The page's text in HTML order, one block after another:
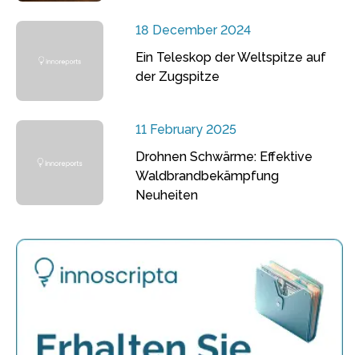
18 December 2024
Ein Teleskop der Weltspitze auf
der Zugspitze
11 February 2025
Drohnen Schwärme: Effektive
Waldbrandbekämpfung
Neuheiten